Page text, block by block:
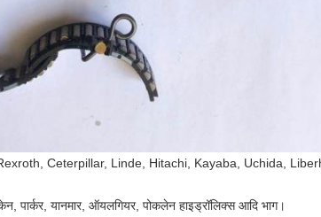
Ceterpillar, Linde, Hitachi, Kayaba, Uchida,
पार्कर, यानमार, ऑयलगियर, पोकलेन हाइड्रॉलिक्स आदि भाग।